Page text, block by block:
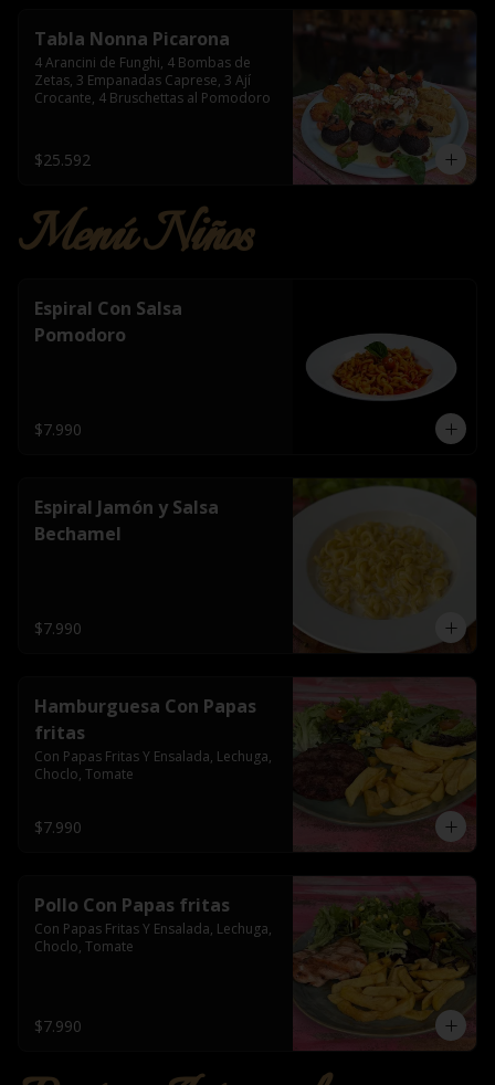
Tabla Nonna Picarona
4 Arancini de Funghi, 4 Bombas de
Zetas, 3 Empanadas Caprese, 3 Ají
Crocante, 4 Bruschettas al Pomodoro
$25.592
Menú Niños
Espiral Con Salsa
Pomodoro
$7.990
Espiral Jamón y Salsa
Bechamel
$7.990
Hamburguesa Con Papas
fritas
Con Papas Fritas Y Ensalada, Lechuga,
Choclo, Tomate
$7.990
Pollo Con Papas fritas
Con Papas Fritas Y Ensalada, Lechuga,
Choclo, Tomate
$7.990